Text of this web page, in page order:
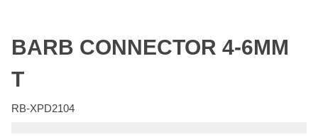
BARB CONNECTOR 4-6MM
T
RB-XPD2104